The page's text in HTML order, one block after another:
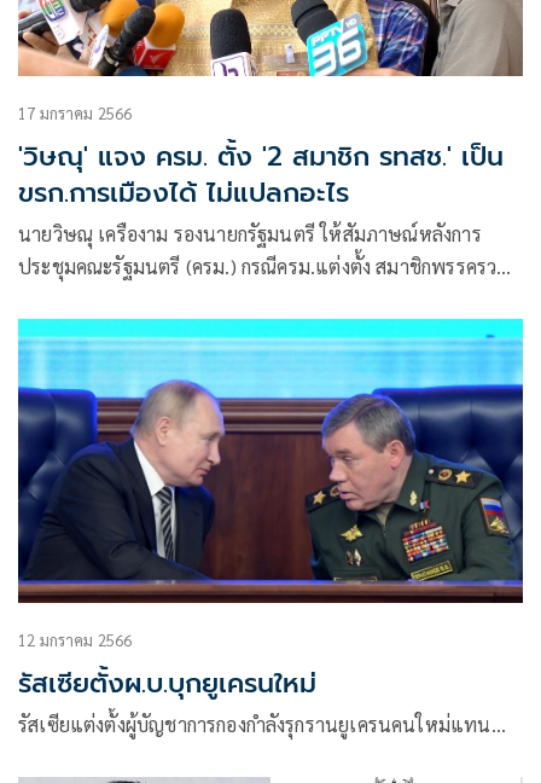
17 มกราคม 2566
'วิษณุ' แจง ครม. ตั้ง '2 สมาชิก รทสช.' เป็น
ขรก.การเมืองได้ ไม่แปลกอะไร
นายวิษณุ เครืองาม รองนายกรัฐมนตรี ให้สัมภาษณ์หลังการ
ประชุมคณะรัฐมนตรี (ครม.) กรณีครม.แต่งตั้ง สมาชิกพรรครวม
สำนักเลขาธิการนายกรัฐมนตรีว่า ตำแหน่งประจำสำนัก
เลขาธิการนายกฯ
12 มกราคม 2566
รัสเซียตั้งผ.บ.บุกยูเครนใหม่
รัสเซียแต่งตั้งผู้บัญชาการกองกำลังรุกรานยูเครนคนใหม่แทน…